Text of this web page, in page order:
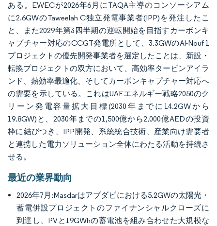
ある。EWECが2026年6月にTAQA主導のコンソーシアム
に2.6GWのTaweelah C独立発電事業者(IPP)を発注したこ
と、また2029年第3四半期の運転開始を目指すカーボンキ
ャプチャー対応のCCGT発電所として、3.3GWのAl-Nouf 1
プロジェクトの優先開発事業者を選定したことは、新設・
転換プロジェクトの双方において、高効率タービンアイラ
ンド、熱効率最適化、そしてカーボンキャプチャー対応へ
の需要を示している。これはUAEエネルギー戦略2050のク
リーン発電容量拡大目標(2030年までに14.2GWから
19.8GW)と、2030年までの1,500億から2,000億AEDの投資
枠に結びつき、IPP開発、系統統合技術、産業向け需要者
と連携した電力ソリューション全体にわたる活動を持続さ
せる。
最近の業界動向
2026年7月:Masdarはアブダビにおける5.2GWの太陽光・
蓄電併設プロジェクトのファイナンシャルクローズに
到達し、PVと19GWhの蓄電池を組み合わせた大規模な